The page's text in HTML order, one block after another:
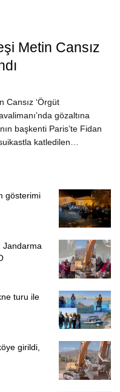
Metin Cansız
Cansız ‘Örgüt
gözaltına
başkenti Paris’te Fidan
katledilen…
gösterimi
Jandarma
turu ile
girildi,